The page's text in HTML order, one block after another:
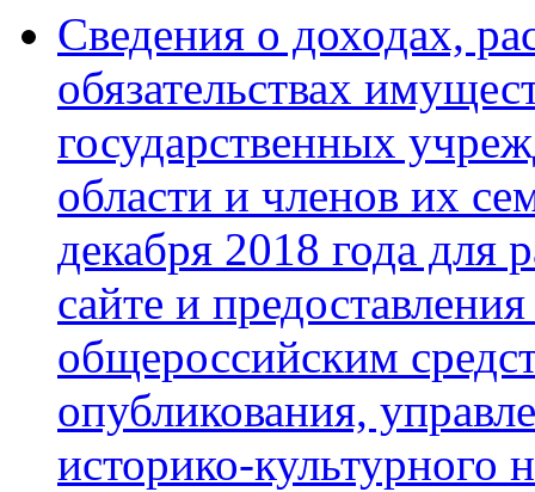
Сведения о доходах,
обязательствах
государственных
области и членов их
декабря 2018 года
сайте и
общероссийским
опубликования,
историко-культурного